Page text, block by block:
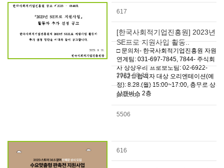
617
[한국사회적기업진흥원] 2023년
SE프로 지원사업 활동..
□ 문의처- 한국사회적기업진흥원 자원
연계팀: 031-697-7845, 7844- 주식회
사 상상우리 프로보노팀: 02-6922-
7762 □ 합격자 대상 오리엔테이션(예
정): 8.28.(월) 15:00~17:00, 충무로 상
상캔버스 2층
2023-08-16
pnscoop
5506
616